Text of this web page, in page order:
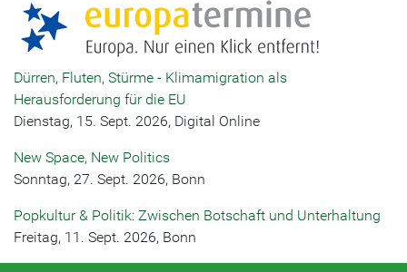
Dürren, Fluten, Stürme - Klimamigration als
Herausforderung für die EU
Dienstag, 15. Sept. 2026, Digital Online
New Space, New Politics
Sonntag, 27. Sept. 2026, Bonn
Popkultur & Politik: Zwischen Botschaft und Unterhaltung
Freitag, 11. Sept. 2026, Bonn